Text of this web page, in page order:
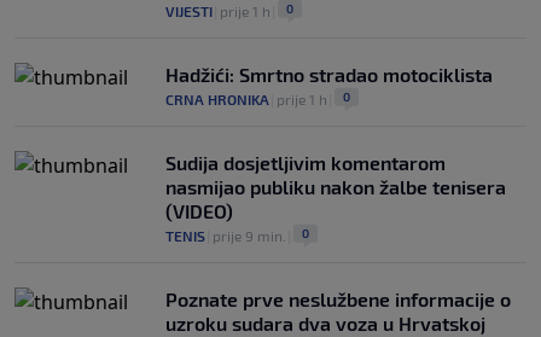
VIJESTI prije 1 h 0
Hadžići: Smrtno stradao motociklista
CRNA HRONIKA prije 1 h 0
Sudija dosjetljivim komentarom
nasmijao publiku nakon žalbe tenisera
(VIDEO)
TENIS prije 9 min. 0
Poznate prve neslužbene informacije o
uzroku sudara dva voza u Hrvatskoj